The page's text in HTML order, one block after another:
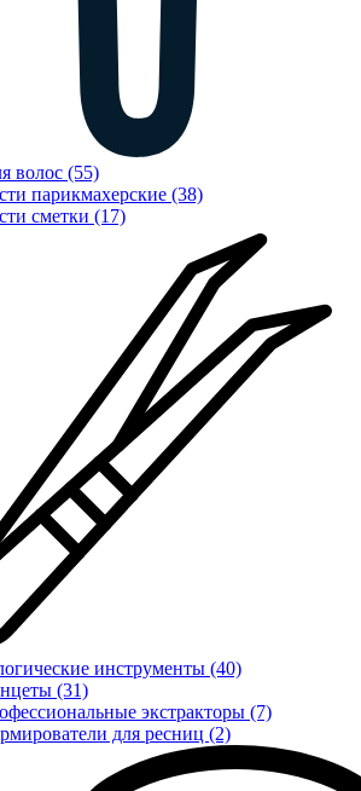
волос (55)
парикмахерские (38)
сметки (17)
инструменты (40)
(31)
экстракторы (7)
для ресниц (2)